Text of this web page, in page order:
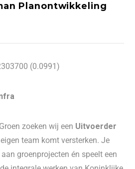
Planontwikkeling
(0.0991)
zoeken wij een Uitvoerder
team komt versterken. Je
groenprojecten én speelt een